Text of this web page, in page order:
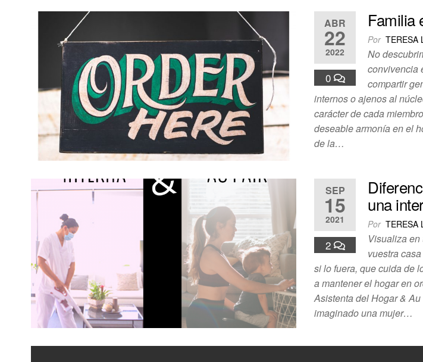
ABR
22
2022
0
Familia
Por TERESA
No
convivencia
compartir
internos o ajenos al
carácter de cada
deseable armonía en el
de la…
SEP
15
2021
2
una
Por TERESA
Visualiza
vuestra
si lo fuera, que cuida de
a mantener el hogar en
Asistenta del Hogar &
imaginado una mujer…